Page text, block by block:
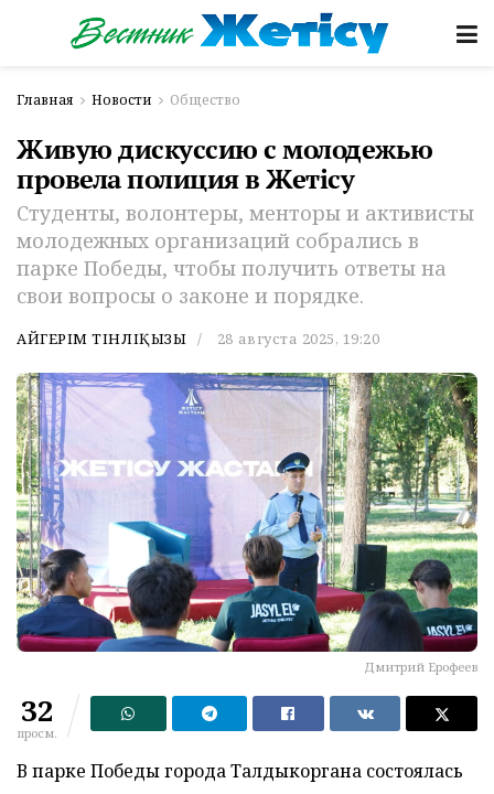
Главная Новости Общество
Живую дискуссию с молодежью
провела полиция в Жетiсу
Студенты, волонтеры, менторы и активисты
молодежных организаций собрались в
парке Победы, чтобы получить ответы на
свои вопросы о законе и порядке.
АЙГЕРІМ ТІНӘЛІҚЫЗЫ 28 августа 2025, 19:20
Дмитрий Ерофеев
32
просм.
В парке Победы города Талдыкоргана состоялась